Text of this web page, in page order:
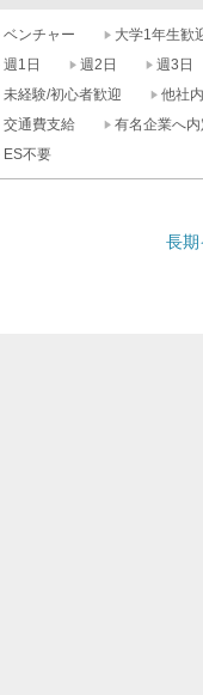
ベンチャー 大学1年生歓
週1日
週2日 週3日
未経験/初心者歓迎
他社
交通費支給
有名企業へ
ES不要
長期